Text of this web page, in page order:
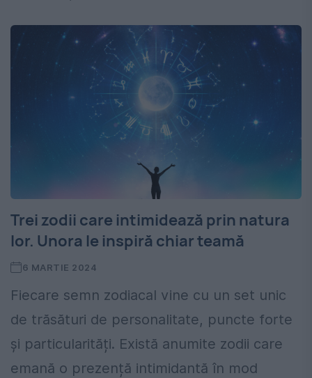
Trei zodii care intimidează prin natura
lor. Unora le inspiră chiar teamă
6 MARTIE 2024
Fiecare semn zodiacal vine cu un set unic
de trăsături de personalitate, puncte forte
și particularități. Există anumite zodii care
emană o prezență intimidantă în mod